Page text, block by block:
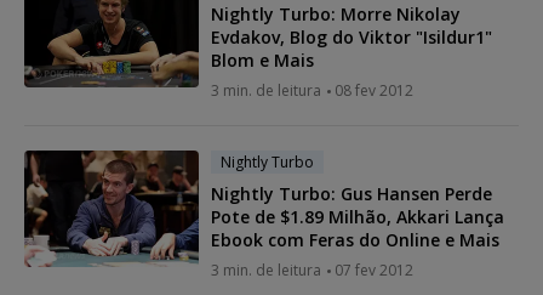
Nightly Turbo: Morre Nikolay
Evdakov, Blog do Viktor "Isildur1"
Blom e Mais
3 min. de leitura 08 fev 2012
Nightly Turbo
Nightly Turbo: Gus Hansen Perde
Pote de $1.89 Milhão, Akkari Lança
Ebook com Feras do Online e Mais
3 min. de leitura 07 fev 2012